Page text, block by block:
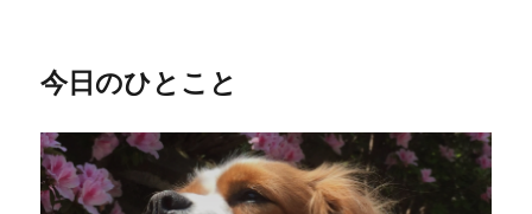
今日のひとこと